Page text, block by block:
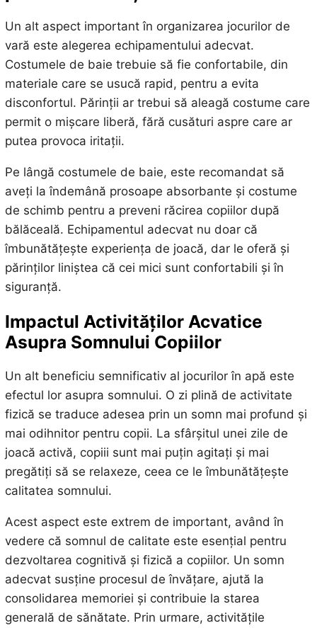
Un alt aspect important în organizarea jocurilor de
vară este alegerea echipamentului adecvat.
Costumele de baie trebuie să fie confortabile, din
materiale care se usucă rapid, pentru a evita
disconfortul. Părinții ar trebui să aleagă costume care
permit o mișcare liberă, fără cusături aspre care ar
putea provoca iritații.
Pe lângă costumele de baie, este recomandat să
aveți la îndemână prosoape absorbante și costume
de schimb pentru a preveni răcirea copiilor după
bălăceală. Echipamentul adecvat nu doar că
îmbunătățește experiența de joacă, dar le oferă și
părinților liniștea că cei mici sunt confortabili și în
siguranță.
Impactul Activităților Acvatice
Asupra Somnului Copiilor
Un alt beneficiu semnificativ al jocurilor în apă este
efectul lor asupra somnului. O zi plină de activitate
fizică se traduce adesea prin un somn mai profund și
mai odihnitor pentru copii. La sfârșitul unei zile de
joacă activă, copiii sunt mai puțin agitați și mai
pregătiți să se relaxeze, ceea ce le îmbunătățește
calitatea somnului.
Acest aspect este extrem de important, având în
vedere că somnul de calitate este esențial pentru
dezvoltarea cognitivă și fizică a copiilor. Un somn
adecvat susține procesul de învățare, ajută la
consolidarea memoriei și contribuie la starea
generală de sănătate. Prin urmare, activitățile